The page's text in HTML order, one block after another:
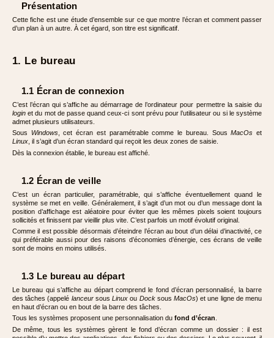
Présentation
Cette fiche est une étude d’ensemble sur ce que montre l’écran et comment passer
d’un plan à un autre. À cet égard, son titre est significatif.
1. Le bureau
1.1 Écran de connexion
C’est l’écran qui s’affiche au démarrage de l’ordinateur pour permettre la saisie du
loginet du mot de passe quand ceux-ci sont prévu pour l’utilisateur ou si le système
admet plusieurs utilisateurs.
Sous
Windows, cet écran est paramétrable comme le bureau. SousMacOset
Linux , il s’agit d’un écran standard qui reçoit les deux zones de saisie.
Dès la connexion établie, le bureau est affiché.
1.2 Écran de veille
C’est un écran particulier, paramétrable, qui s’affiche éventuellement quand le
système se met en veille. Généralement, il s’agit d’un mot ou d’un message dont la
position d’affichage est aléatoire pour éviter que les mêmes pixels soient toujours
sollicités et finissent par vieillir plus vite. C’est parfois un motif évolutif original.
Comme il est possible désormais d’éteindre l’écran au bout d’un délai d’inactivité, ce
qui préférable aussi pour des raisons d’économies d’énergie, ces écrans de veille
sont de moins en moins utilisés.
1.3 Le bureau au départ
Le bureau qui s’affiche au départ comprend le fond d’écran personnalisé, la barre
des tâches (appelé lanceursousLinuxou Dock sous MacOs) et une ligne de menu
en haut d’écran ou en bout de la barre des tâches.
Tous les systèmes proposent une personnalisation du fond d’écran.
De même, tous les systèmes gèrent le fond d’écran comme un dossier : il est